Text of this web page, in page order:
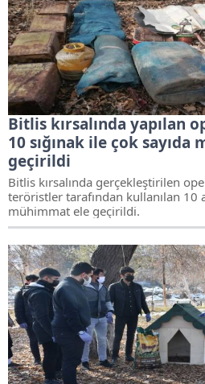
Bitlis kırsalında yapılan
10 sığınak ile çok
geçirildi
Bitlis kırsalında gerçekleştirilen
teröristler tarafından kullanılan 10
mühimmat ele geçirildi.